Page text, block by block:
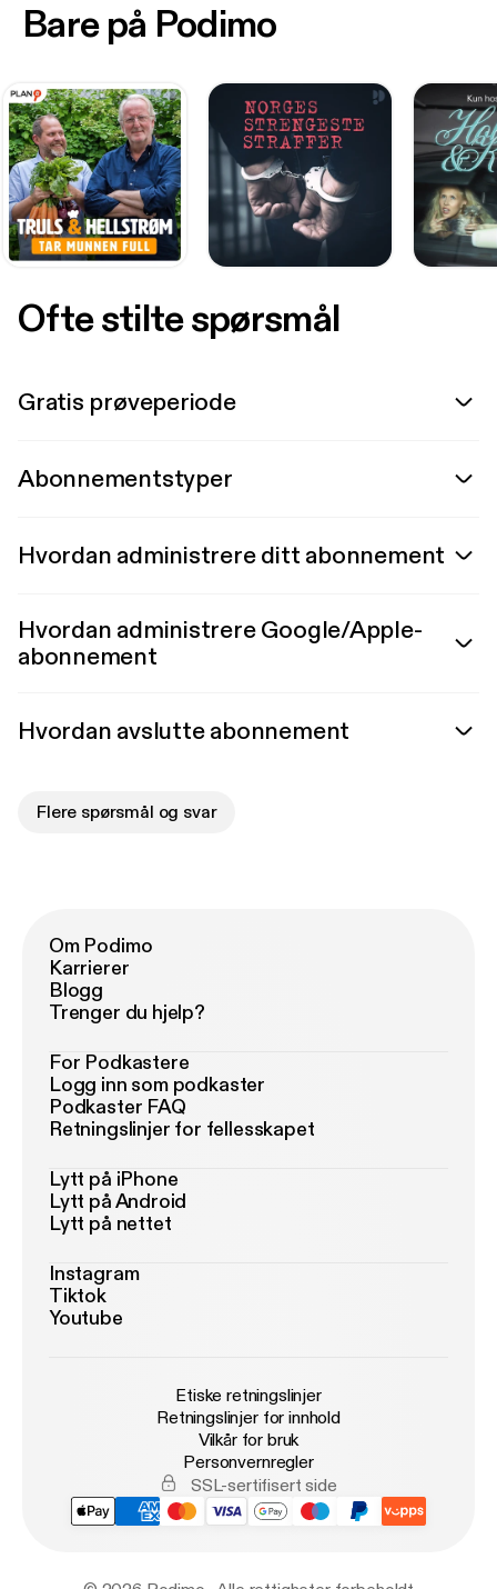
Bare på Podimo
Ofte stilte spørsmål
Gratis prøveperiode
Abonnementstyper
Hvordan administrere ditt abonnement
Hvordan administrere Google/Apple-
abonnement
Hvordan avslutte abonnement
Flere spørsmål og svar
Om Podimo
Karrierer
Blogg
Trenger du hjelp?
For Podkastere
Logg inn som podkaster
Podkaster FAQ
Retningslinjer for fellesskapet
Lytt på iPhone
Lytt på Android
Lytt på nettet
Instagram
Tiktok
Youtube
Etiske retningslinjer
Retningslinjer for innhold
Vilkår for bruk
Personvernregler
SSL-sertifisert side